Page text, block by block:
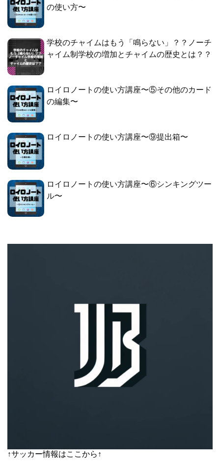
の使い方〜
学校のチャイムはもう「鳴らない」？？ノーチ
ャイム制学校の増加とチャイムの歴史とは？？
ロイロノートの使い方講座〜⑤その他のカード
の編集〜
ロイロノートの使い方講座〜⑨提出箱〜
ロイロノートの使い方講座〜⑥シンキングツー
ル〜
↑サッカー情報はここから↑